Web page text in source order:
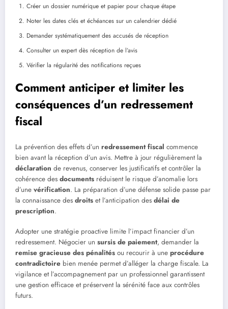
Créer un dossier numérique et papier pour chaque étape
Noter les dates clés et échéances sur un calendrier dédié
Demander systématiquement des accusés de réception
Consulter un expert dès réception de l’avis
Vérifier la régularité des notifications reçues
Comment anticiper et limiter les
conséquences d’un redressement
fiscal
La prévention des effets d’un redressement fiscal commence
bien avant la réception d’un avis. Mettre à jour régulièrement la
déclaration de revenus, conserver les justificatifs et contrôler la
cohérence des documents réduisent le risque d’anomalie lors
d’une vérification. La préparation d’une défense solide passe par
la connaissance des droits et l’anticipation des délai de
prescription.
Adopter une stratégie proactive limite l’impact financier d’un
redressement. Négocier un sursis de paiement, demander la
remise gracieuse des pénalités ou recourir à une procédure
contradictoire bien menée permet d’alléger la charge fiscale. La
vigilance et l’accompagnement par un professionnel garantissent
une gestion efficace et préservent la sérénité face aux contrôles
futurs.